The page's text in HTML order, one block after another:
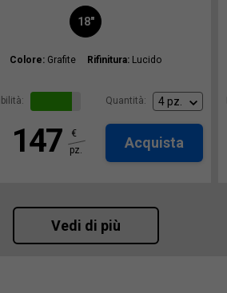
18"
Colore: Grafite Rifinitura: Lucido
Quantità:
147
€
pz.
Acquista
Vedi di più